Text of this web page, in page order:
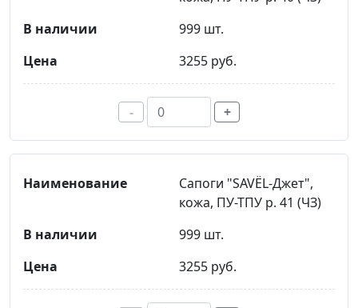
999 шт.
3255 руб.
- +
Сапоги "SAVЁL-Джет",
кожа, ПУ-ТПУ р. 41 (ЧЗ)
999 шт.
3255 руб.